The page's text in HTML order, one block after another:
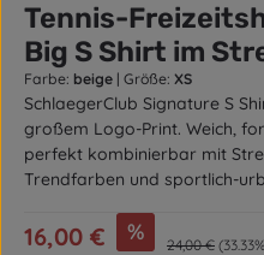
Tennis-
Big S Shirt im
Farbe: beige | Größe: XS
SchlaegerClub Signature S
großem Logo-Print. Weich,
perfekt kombinierbar mit
Trendfarben und sportlich-
Verkaufspreis:
16,00 € % Regulärer
24,00 €